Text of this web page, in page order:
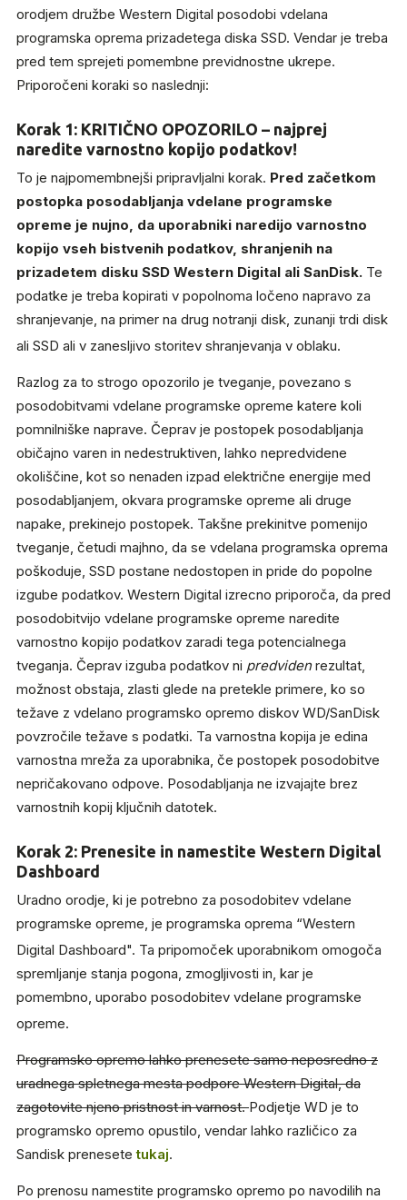
orodjem družbe Western Digital posodobi vdelana
programska oprema prizadetega diska SSD. Vendar je treba
pred tem sprejeti pomembne previdnostne ukrepe.
Priporočeni koraki so naslednji:
Korak 1: KRITIČNO OPOZORILO – najprej
naredite varnostno kopijo podatkov!
To je najpomembnejši pripravljalni korak. Pred začetkom
postopka posodabljanja vdelane programske
opreme je nujno, da uporabniki naredijo varnostno
kopijo vseh bistvenih podatkov, shranjenih na
prizadetem disku SSD Western Digital ali SanDisk. Te
podatke je treba kopirati v popolnoma ločeno napravo za
shranjevanje, na primer na drug notranji disk, zunanji trdi disk
ali SSD ali v zanesljivo storitev shranjevanja v oblaku.
Razlog za to strogo opozorilo je tveganje, povezano s
posodobitvami vdelane programske opreme katere koli
pomnilniške naprave. Čeprav je postopek posodabljanja
običajno varen in nedestruktiven, lahko nepredvidene
okoliščine, kot so nenaden izpad električne energije med
posodabljanjem, okvara programske opreme ali druge
napake, prekinejo postopek. Takšne prekinitve pomenijo
tveganje, četudi majhno, da se vdelana programska oprema
poškoduje, SSD postane nedostopen in pride do popolne
izgube podatkov. Western Digital izrecno priporoča, da pred
posodobitvijo vdelane programske opreme naredite
varnostno kopijo podatkov zaradi tega potencialnega
tveganja. Čeprav izguba podatkov ni predvidenrezultat,
možnost obstaja, zlasti glede na pretekle primere, ko so
težave z vdelano programsko opremo diskov WD/SanDisk
povzročile težave s podatki. Ta varnostna kopija je edina
varnostna mreža za uporabnika, če postopek posodobitve
nepričakovano odpove. Posodabljanja ne izvajajte brez
varnostnih kopij ključnih datotek.
Korak 2: Prenesite in namestite Western Digital
Dashboard
Uradno orodje, ki je potrebno za posodobitev vdelane
programske opreme, je programska oprema “Western
Digital Dashboard". Ta pripomoček uporabnikom omogoča
spremljanje stanja pogona, zmogljivosti in, kar je
pomembno, uporabo posodobitev vdelane programske
opreme.
Programsko opremo lahko prenesete samo neposredno z
uradnega spletnega mesta podpore Western Digital, da
zagotovite njeno pristnost in varnost.Podjetje WD je to
programsko opremo opustilo, vendar lahko različico za
Sandisk prenesetetukaj.
Po prenosu namestite programsko opremo po navodilih na